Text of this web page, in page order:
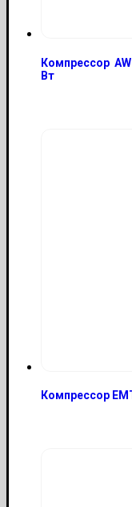
Компрессор
Вт
Компрессор